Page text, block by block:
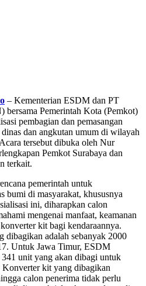
– Kementerian ESDM dan PT
bersama Pemerintah Kota (Pemkot)
pembagian dan pemasangan
dan angkutan umum di wilayah
tersebut dibuka oleh Nur
Pemkot Surabaya dan
terkait.
pemerintah untuk
bumi di masyarakat, khususnya
ini, diharapkan calon
mengenai manfaat, keamanan
kit bagi kendaraannya.
dibagikan adalah sebanyak 2000
Untuk Jawa Timur, ESDM
unit yang akan dibagi untuk
kit yang dibagikan
calon penerima tidak perlu